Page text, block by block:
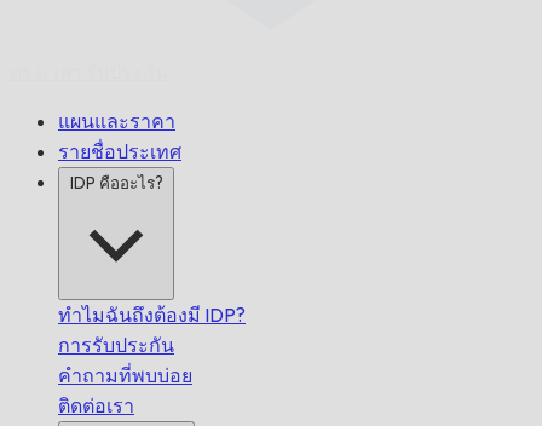
แผนและราคา
รายชื่อประเทศ
IDP คืออะไร?
ทำไมฉันถึงต้องมี IDP?
การรับประกัน
คำถามที่พบบ่อย
ติดต่อเรา